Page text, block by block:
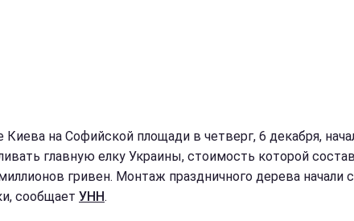
Киева на Софийской площади в четверг, 6 декабря,
главную елку Украины, стоимость которой
гривен. Монтаж праздничного дерева начали с
сообщает УНН.